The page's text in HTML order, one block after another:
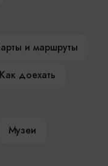
и маршруты
Как доехать
Музеи